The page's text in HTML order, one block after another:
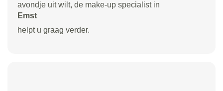
avondje uit wilt, de make-up specialist in
Emst
helpt u graag verder.